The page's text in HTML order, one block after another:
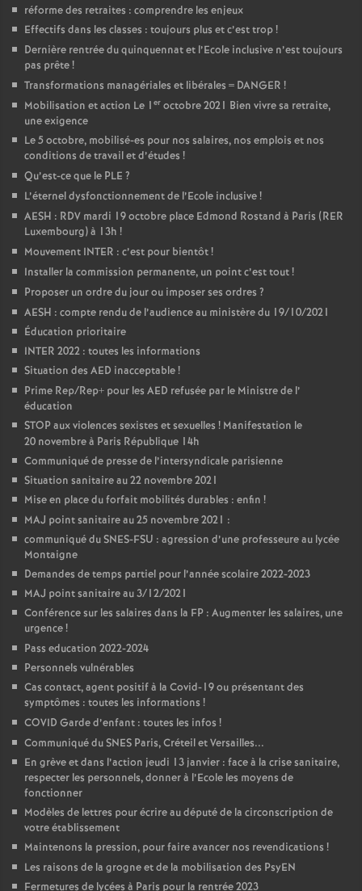
a
n
o
r
s
réforme des retraites : comprendre les enjeux
Effectifs dans les classes : toujours plus et c’est trop!
Dernière rentrée du quinquennat et l’Ecole inclusive n’est toujours
pas prête!
Transformations managériales et libérales = DANGER !
Mobilisation et action Le 1 er octobre 2021 Bien vivre sa retraite,
une exigence
Le 5 octobre, mobilisé-es pour nos salaires, nos emplois et nos
conditions de travail et d’études !
Qu’est-ce que le PLE ?
L’éternel dysfonctionnement de l’Ecole inclusive!
AESH : RDV mardi 19 octobre place Edmond Rostand à Paris (RER
Luxembourg) à 13h !
Mouvement INTER : c’est pour bientôt!
Installer la commission permanente, un point c’est tout!
Proposer un ordre du jour ou imposer ses ordres ?
AESH : compte rendu de l’audience au ministère du 19/10/2021
Éducation prioritaire
INTER 2022 : toutes les informations
Situation des AED inacceptable!
Prime Rep/Rep+ pour les AED refusée par le Ministre de l’
éducation
STOP aux violences sexistes et sexuelles ! Manifestation le
20 novembre à Paris République 14h
Communiqué de presse de l’intersyndicale parisienne
Situation sanitaire au 22 novembre 2021
Mise en place du forfait mobilités durables : enfin !
MAJ point sanitaire au 25 novembre 2021 :
communiqué du SNES-FSU : agression d’une professeure au lycée
Montaigne
Demandes de temps partiel pour l’année scolaire 2022-2023
MAJ point sanitaire au 3/12/2021
Conférence sur les salaires dans la FP : Augmenter les salaires, une
urgence!
Pass education 2022-2024
Personnels vulnérables
Cas contact, agent positif à la Covid-19 ou présentant des
symptômes : toutes les informations !
COVID Garde d’enfant : toutes les infos !
Communiqué du SNES Paris, Créteil et Versailles...
En grève et dans l’action jeudi 13 janvier : face à la crise sanitaire,
respecter les personnels, donner à l’Ecole les moyens de
fonctionner
Modèles de lettres pour écrire au député de la circonscription de
votre établissement
Maintenons la pression, pour faire avancer nos revendications !
Les raisons de la grogne et de la mobilisation des PsyEN
Fermetures de lycées à Paris pour la rentrée 2023